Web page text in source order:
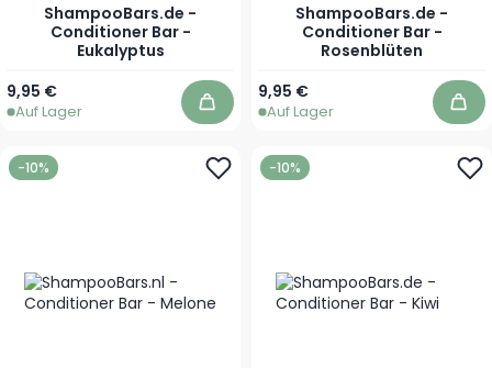
ShampooBars.de -
Conditioner Bar -
Eukalyptus
9,95 €
Auf Lager In den Warenkorb
ShampooBars.de -
Conditioner Bar -
Rosenblüten
9,95 €
Auf Lager In
-10% -10%